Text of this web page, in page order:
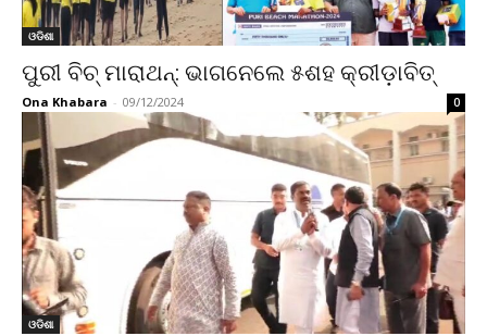
ଓଡିଶା
ପୁରୀ ବିଚ୍‌ ମାରାଥନ୍‌: ଭାଗନେଲେ ୫ଶହ କ୍ରୀଡ଼ାବିତ୍‌
Ona Khabara - 09/12/2024 0
ଓଡିଶା